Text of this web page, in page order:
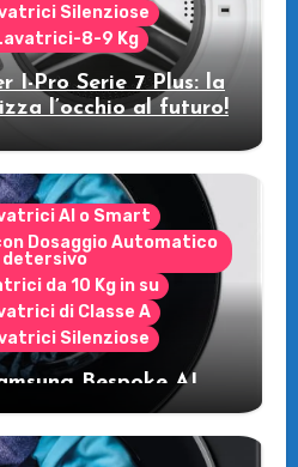
Silenziose
8-9 Kg
I-Pro Serie 7 Plus: la
l’occhio al futuro!
AI o Smart
Dosaggio Automatico
detersivo
da 10 Kg in su
di Classe A
Silenziose
Bespoke AI
U3: la lavatrice
fa risparmiare